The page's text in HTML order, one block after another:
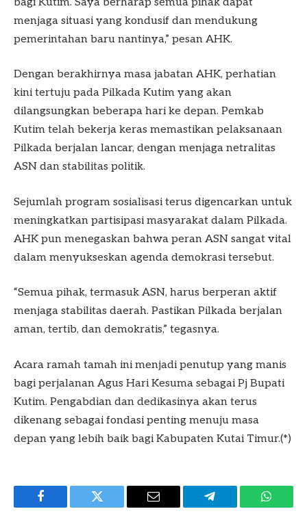
menjaga situasi yang kondusif dan mendukung
pemerintahan baru nantinya,” pesan AHK.
Dengan berakhirnya masa jabatan AHK, perhatian
kini tertuju pada Pilkada Kutim yang akan
dilangsungkan beberapa hari ke depan. Pemkab
Kutim telah bekerja keras memastikan pelaksanaan
Pilkada berjalan lancar, dengan menjaga netralitas
ASN dan stabilitas politik.
Sejumlah program sosialisasi terus digencarkan untuk
meningkatkan partisipasi masyarakat dalam Pilkada.
AHK pun menegaskan bahwa peran ASN sangat vital
dalam menyukseskan agenda demokrasi tersebut.
“Semua pihak, termasuk ASN, harus berperan aktif
menjaga stabilitas daerah. Pastikan Pilkada berjalan
aman, tertib, dan demokratis,” tegasnya.
Acara ramah tamah ini menjadi penutup yang manis
bagi perjalanan Agus Hari Kesuma sebagai Pj Bupati
Kutim. Pengabdian dan dedikasinya akan terus
dikenang sebagai fondasi penting menuju masa
depan yang lebih baik bagi Kabupaten Kutai Timur.(*)
Facebook Twitter Email Telegram